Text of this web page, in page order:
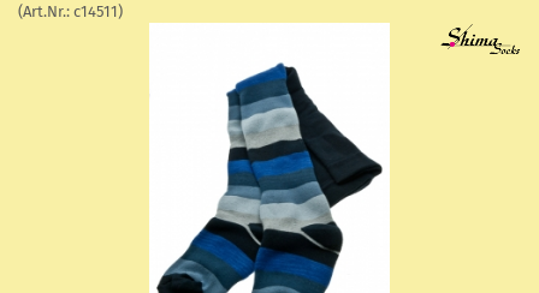
(Art.Nr.: c14511)